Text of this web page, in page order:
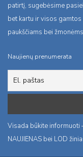
patirtį, sugebėsime
bet kartu ir visos
paukščiams bei
Naujienų prenumerata
Visada būkite informuoti
NAUJIENAS bei LOD